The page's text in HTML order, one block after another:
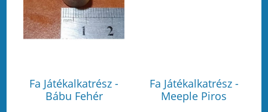
Fa Játékalkatrész -
Bábu Fehér
Fa Játékalkatrész -
Meeple Piros